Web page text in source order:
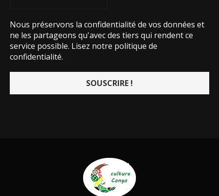
Nous préservons la confidentialité de vos données et
ne les partageons qu'avec des tiers qui rendent ce
service possible. Lisez notre politique de
confidentialité.